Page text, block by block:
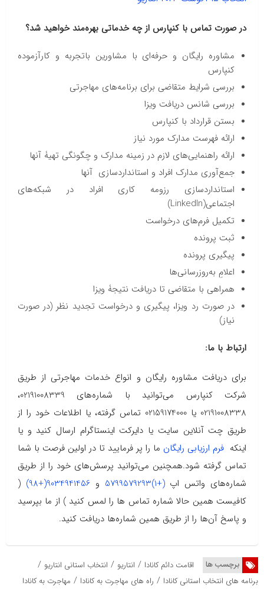
در صورت تماس با کنپارس از چه خدماتی بهره‌مند خواهید شد؟
مشاوره رایگان و حرفه‌ای با مشاورین باتجربه و کارآزموده
کنپارس
بررسی شرایط متقاضی برای برنامه‌های مهاجرتی
بررسی شانس دریافت ویزا
بستن قرارداد با کنپارس
ارائه فهرست مدارک مورد نیاز
ارائه راهنمایی‌های لازم در زمینه مدارک و چگونگی تهیۀ آنها
جمع‌آوری مدارک افراد و استانداردسازی آنها
استانداردسازی رزومه کاری افراد در شبکه‌های
اجتماعی(LinkedIn)
تکمیل فرم‌های درخواست
ثبت پرونده
پیگیری پرونده
اعلامِ به‌روزرسانی‌ها
همراهی با متقاضی تا دریافت نتیجۀ ویزا
در صورت رد ویزا، پیگیری و درخواست تجدید نظر (در صورت
نیاز)
ارتباط با ما:
برای دریافت مشاوره رایگان و انواع خدمات مهاجرتی از طریق
شرکت کنپارس می‌توانید با شماره‌های 02191008339،
02191008338 یا 02159174000 تماس گرفته، یا اطلاعات خود را از
طریق چت آنلاین سایت یا دایرکت اینستاگرام ارسال کنید و یا
اینکه فرم ارزیابی رایگان ما را پر فرمایید تا در اولین فرصت با شما
تماس گرفته شود.همچنین می‌توانید پرسش‌های خود را از طریق
شماره‌های واتس اپ(+1)5799579293 و9034941456(+98)
(
کافیست همین حالا شماره تماس ها را لمس کنید ) از ما بپرسید
و پاسخ آن‌ها را از طریق همین شماره‌ها دریافت کنید.
برچسب ها اقامت دائم کانادا / انتاریو / انتخاب استانی انتاریو /
برنامه های انتخاب استانی کانادا / راه های مهاجرت به کانادا / مهاجرت به کانادا